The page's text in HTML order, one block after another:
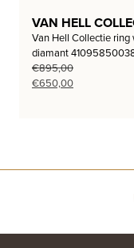
VAN HELL
Van Hell Collectie
diamant
€895,00
Oorspronkelijke
€650,00Huidige